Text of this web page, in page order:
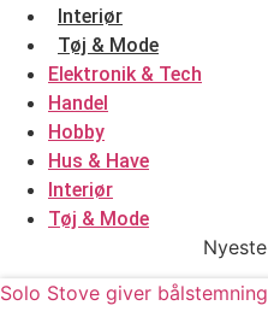
Interiør
Tøj & Mode
Elektronik & Tech
Handel
Hobby
Hus & Have
Interiør
Tøj & Mode
Solo Stove giver